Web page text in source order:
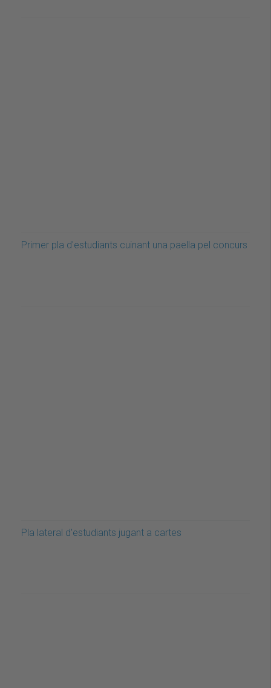
Primer pla d'estudiants cuinant una paella pel concurs
Pla lateral d'estudiants jugant a cartes